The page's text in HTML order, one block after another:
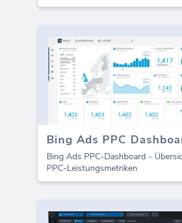
Bing Ads PPC-Dashboard -
PPC-Leistungsmetriken